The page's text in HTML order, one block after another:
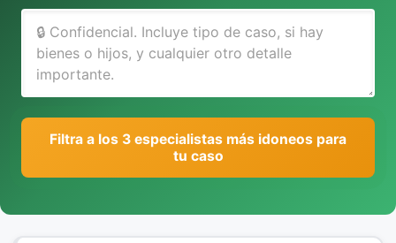
Filtra a los 3 especialistas más idoneos para
tu caso